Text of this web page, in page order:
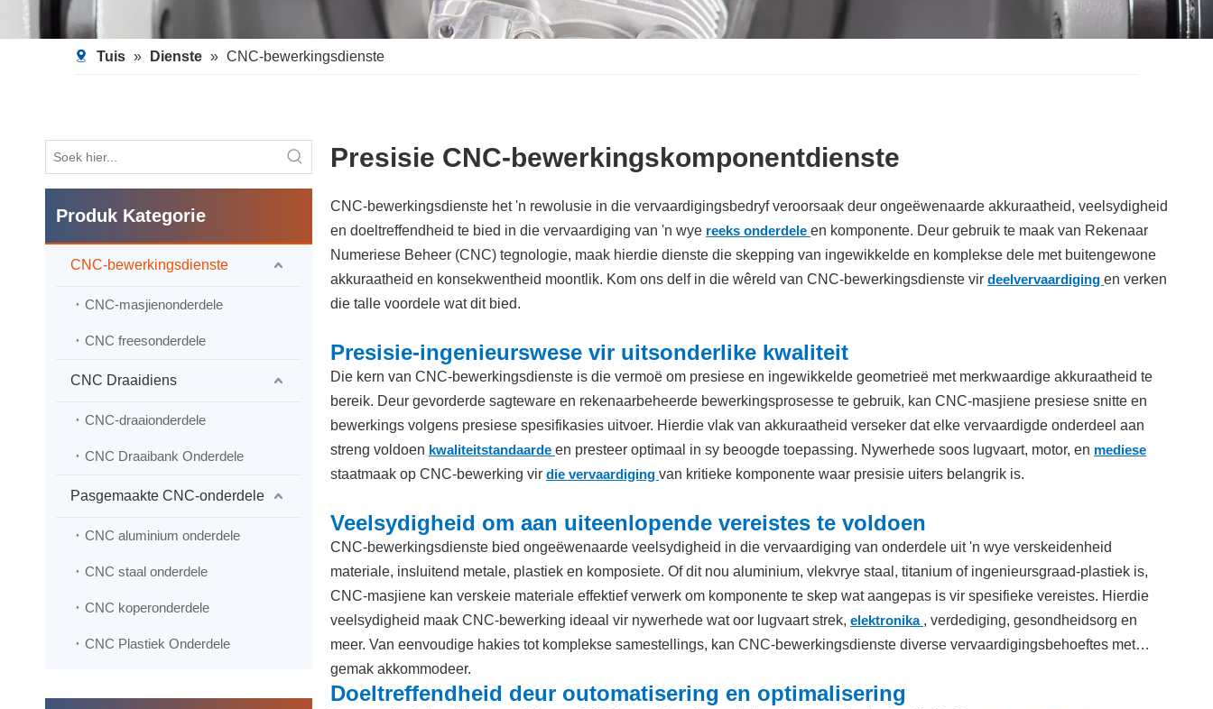
Tuis » Dienste » CNC-bewerkingsdienste
Produk Kategorie
CNC-bewerkingsdienste
CNC-masjienonderdele
CNC freesonderdele
CNC Draaidiens
CNC-draaionderdele
CNC Draaibank Onderdele
Pasgemaakte CNC-onderdele
CNC aluminium onderdele
CNC staal onderdele
CNC koperonderdele
CNC Plastiek Onderdele
Presisie CNC-bewerkingskomponentdienste
CNC-bewerkingsdienste het 'n rewolusie in die vervaardigingsbedryf veroorsaak deur ongeëwenaarde akkuraatheid, veelsydigheid
en doeltreffendheid te bied in die vervaardiging van 'n wye reeks onderdele en komponente. Deur gebruik te maak van Rekenaar
Numeriese Beheer (CNC) tegnologie, maak hierdie dienste die skepping van ingewikkelde en komplekse dele met buitengewone
akkuraatheid en konsekwentheid moontlik. Kom ons delf in die wêreld van CNC-bewerkingsdienste vir deelvervaardiging en verken
die talle voordele wat dit bied.
Presisie-ingenieurswese vir uitsonderlike kwaliteit
Die kern van CNC-bewerkingsdienste is die vermoë om presiese en ingewikkelde geometrieë met merkwaardige akkuraatheid te
bereik. Deur gevorderde sagteware en rekenaarbeheerde bewerkingsprosesse te gebruik, kan CNC-masjiene presiese snitte en
bewerkings volgens presiese spesifikasies uitvoer. Hierdie vlak van akkuraatheid verseker dat elke vervaardigde onderdeel aan
streng voldoen kwaliteitstandaarde en presteer optimaal in sy beoogde toepassing. Nywerhede soos lugvaart, motor, en mediese
staatmaak op CNC-bewerking vir die vervaardiging van kritieke komponente waar presisie uiters belangrik is.
Veelsydigheid om aan uiteenlopende vereistes te voldoen
CNC-bewerkingsdienste bied ongeëwenaarde veelsydigheid in die vervaardiging van onderdele uit 'n wye verskeidenheid
materiale, insluitend metale, plastiek en komposiete. Of dit nou aluminium, vlekvrye staal, titanium of ingenieursgraad-plastiek is,
CNC-masjiene kan verskeie materiale effektief verwerk om komponente te skep wat aangepas is vir spesifieke vereistes. Hierdie
veelsydigheid maak CNC-bewerking ideaal vir nywerhede wat oor lugvaart strek, elektronika , verdediging, gesondheidsorg en
meer. Van eenvoudige hakies tot komplekse samestellings, kan CNC-bewerkingsdienste diverse vervaardigingsbehoeftes met
gemak akkommodeer.
Doeltreffendheid deur outomatisering en optimalisering